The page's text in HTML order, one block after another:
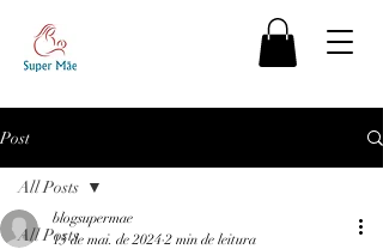
Post
All Posts
All Posts
blogsupermae
15 de mai. de 2024 2 min de leitura